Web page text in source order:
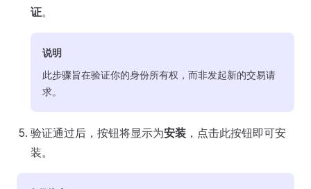
证。
说明
此步骤旨在验证你的身份所有权，而非发起新的交易请
求。
验证通过后，按钮将显示为安装 ，点击此按钮即可安
装。